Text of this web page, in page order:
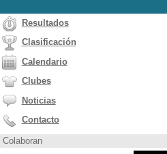
Resultados
Clasificación
Calendario
Clubes
Noticias
Contacto
Colaboran